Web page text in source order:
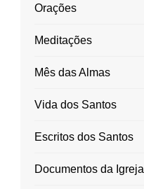
Orações
Meditações
Mês das Almas
Vida dos Santos
Escritos dos Santos
Documentos da Igreja